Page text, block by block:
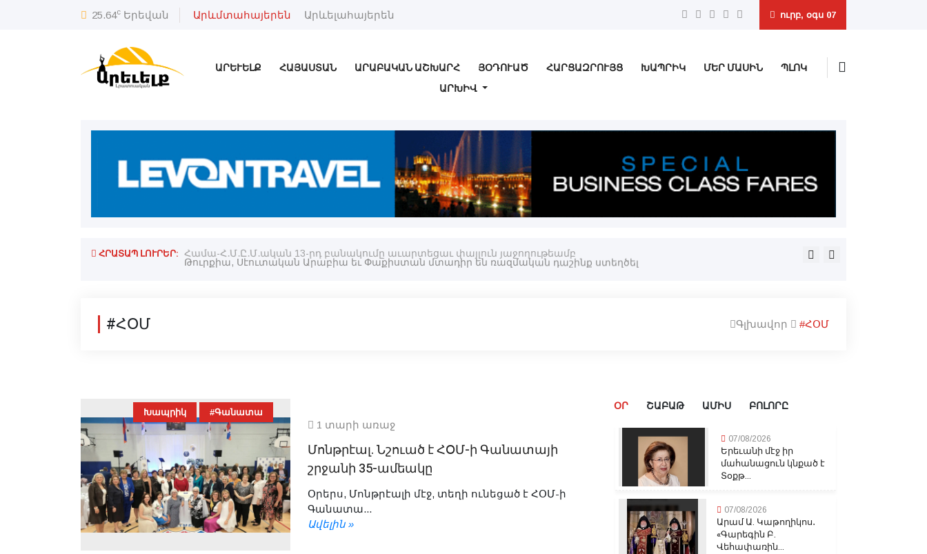
25.64c Երեվան Արևմտահայերեն Արևելահայերեն ուրբ, օգս 07
ԱՐԵՒԵԼՔ ՀԱՅԱՍՏԱՆ ԱՐԱԲԱԿԱՆ ԱՇԽԱՐՀ ՅՕԴՈՒԱԾ ՀԱՐՑԱԶՐՈՒՅՑ ԽԱՊՐԻԿ ՄԵՐ ՄԱՍԻՆ
ՊԼՈԿ
ԱՐԽԻՎ
ՀՐԱՏԱՊ ԼՈՒՐԵՐ: Համա-Հ.Մ.Ը.Մ.ական 13-րդ բանակումը աւարտեցաւ փայլուն յաջողութեամբ «Եկեղեցական անունով
#ՀՕՄ Գլխավոր #ՀՕՄ
Խապրիկ #Գանատա
1 տարի առաջ
Մոնթրէալ. Նշուած է ՀՕՄ-ի Գանատայի
շրջանի 35-ամեակը
Օրերս, Մոնթրէալի մէջ, տեղի ունեցած է ՀՕՄ-ի
Գանատա...
Ավելին »
ՕՐ ՇԱԲԱԹ ԱՄԻՍ ԲՈԼՈՐԸ
07/08/2026
Երեւանի մէջ իր
մահանացուն կնքած է
Տօքթ...
07/08/2026
Արամ Ա. Կաթողիկոս․
«Գարեգին Բ.
Վեհափառին...